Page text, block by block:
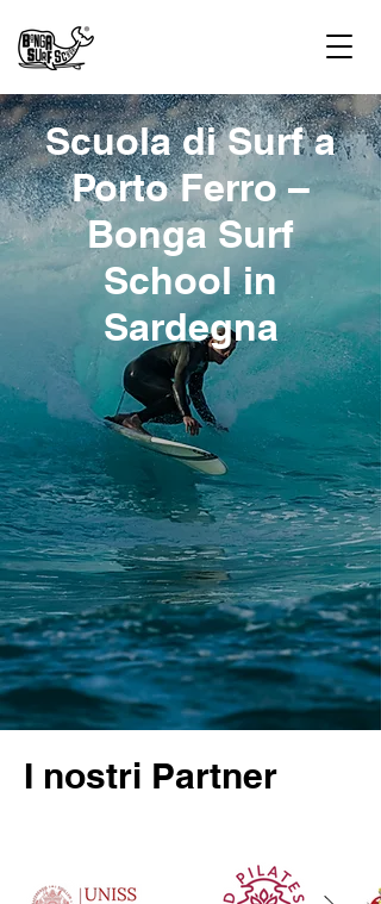
Scuola di Surf a
Porto Ferro –
Bonga Surf
School in
Sardegna
I nostri Partner